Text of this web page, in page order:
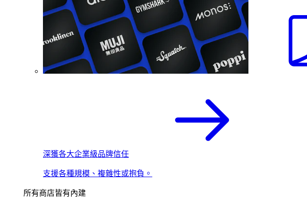
深獲各大企業級品牌信任
支援各種規模、複雜性或抱負。
所有商店皆有內建